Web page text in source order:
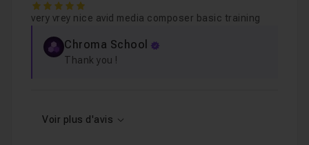
5
very vrey nice avid media composer basic training
Chroma School
Thank you !
Voir plus d'avis